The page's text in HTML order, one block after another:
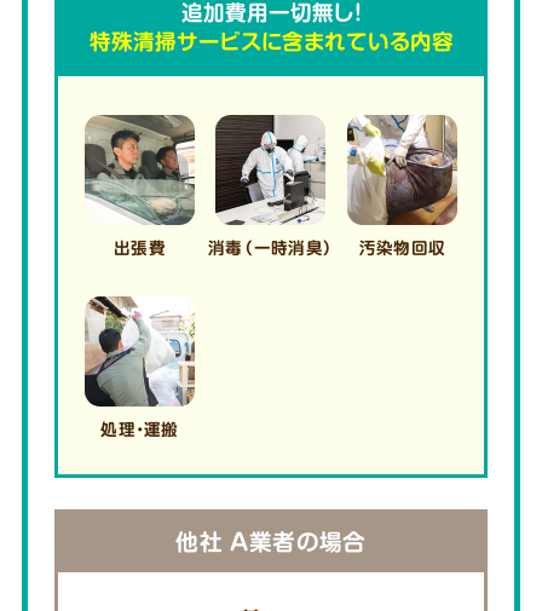
追加費用一切無し!
特殊清掃サービスに含まれている内容
出張費 消毒 （一時消臭） 汚染物回収
処理・運搬
他社 A業者の場合